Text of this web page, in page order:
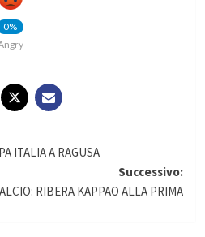
0%
ITALIA A RAGUSA
Successivo:
RIBERA KAPPAO ALLA PRIMA